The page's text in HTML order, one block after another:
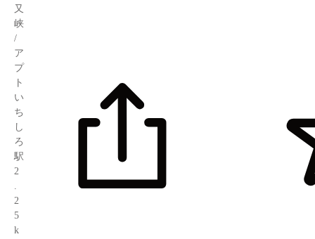
又
峡
/
ア
プ
ト
い
ち
し
ろ
駅
2
.
2
5
k